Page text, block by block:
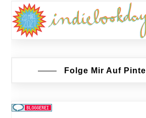
Folge Mir Auf